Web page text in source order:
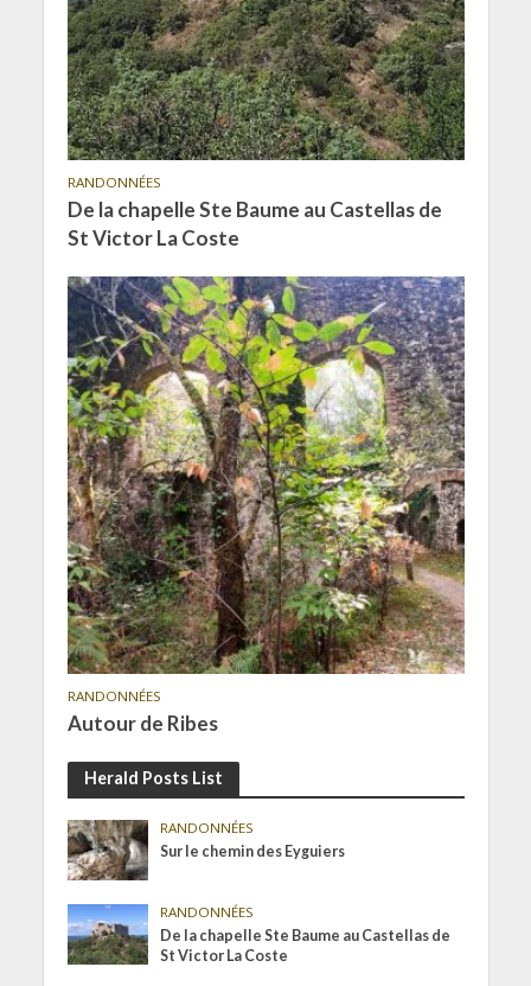
RANDONNÉES
De la chapelle Ste Baume au Castellas de
St Victor La Coste
RANDONNÉES
Autour de Ribes
Herald Posts List
RANDONNÉES
Sur le chemin des Eyguiers
RANDONNÉES
De la chapelle Ste Baume au Castellas de
St Victor La Coste